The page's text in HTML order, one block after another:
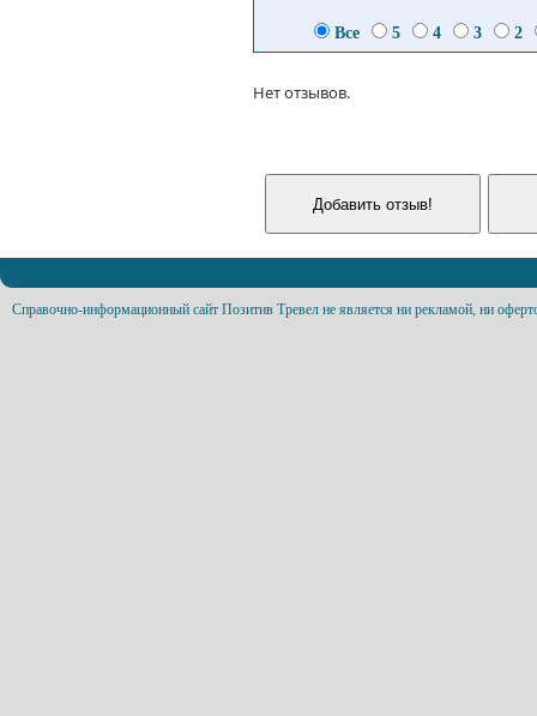
Все 5 4 3 2
Нет отзывов.
Справочно-информационный сайт Позитив Тревел не является ни рекламой, ни